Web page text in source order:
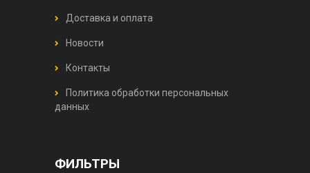
Доставка и оплата
Новости
Контакты
Политика обработки персональных
данных
ФИЛЬТРЫ